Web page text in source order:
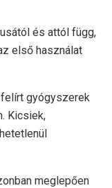
és attól függ,
első használat
felírt gyógyszerek
Kicsiek,
meglepően